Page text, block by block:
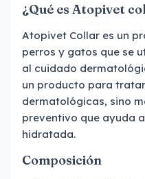
¿Qué es Atopivet
Atopivet Collar es un
perros y gatos que se
al cuidado
un producto para
dermatológicas, sino
preventivo que ayuda
hidratada.
Composición